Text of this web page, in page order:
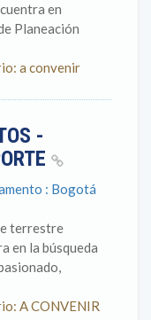
en
Planeación
a convenir
-
: Bogotá
terrestre
en la búsqueda
A CONVENIR